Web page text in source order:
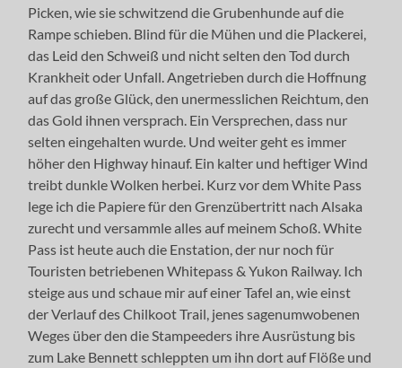
Picken, wie sie schwitzend die Grubenhunde auf die
Rampe schieben. Blind für die Mühen und die Plackerei,
das Leid den Schweiß und nicht selten den Tod durch
Krankheit oder Unfall. Angetrieben durch die Hoffnung
auf das große Glück, den unermesslichen Reichtum, den
das Gold ihnen versprach. Ein Versprechen, dass nur
selten eingehalten wurde. Und weiter geht es immer
höher den Highway hinauf. Ein kalter und heftiger Wind
treibt dunkle Wolken herbei. Kurz vor dem White Pass
lege ich die Papiere für den Grenzübertritt nach Alsaka
zurecht und versammle alles auf meinem Schoß. White
Pass ist heute auch die Enstation, der nur noch für
Touristen betriebenen Whitepass & Yukon Railway. Ich
steige aus und schaue mir auf einer Tafel an, wie einst
der Verlauf des Chilkoot Trail, jenes sagenumwobenen
Weges über den die Stampeeders ihre Ausrüstung bis
zum Lake Bennett schleppten um ihn dort auf Flöße und